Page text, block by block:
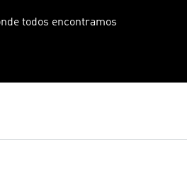
todos encontramos